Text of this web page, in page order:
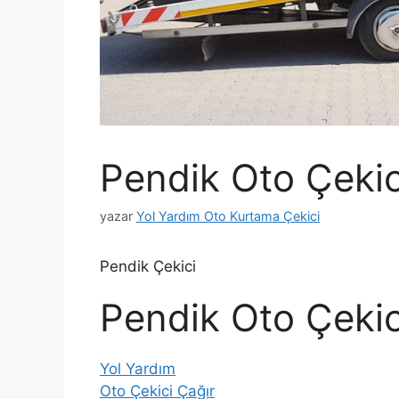
Pendik Oto
yazar Yol Yardım Oto Kurtama Çekici
Pendik Çekici
Pendik Oto
Yol Yardım
Oto Çekici Çağır